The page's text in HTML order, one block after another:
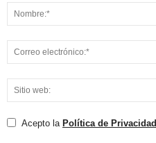
Acepto la Política de Privacidad